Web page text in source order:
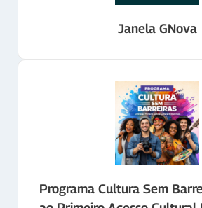
Janela GNova
Programa Cultura Sem